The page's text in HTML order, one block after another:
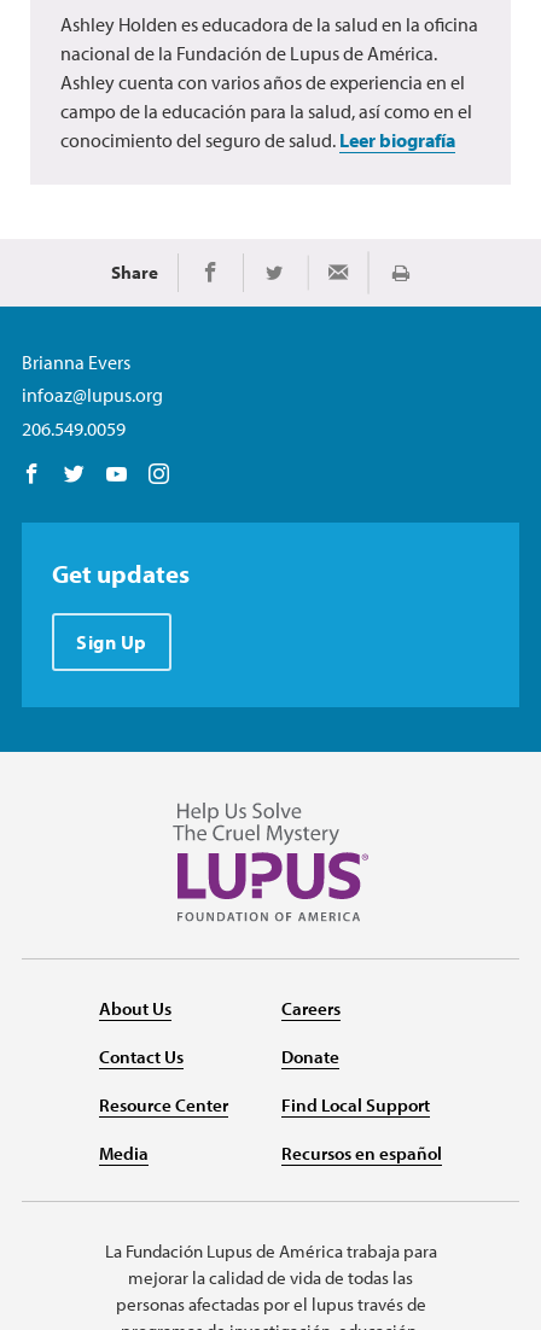
Ashley Holden es educadora de la salud en la oficina
nacional de la Fundación de Lupus de América.
Ashley cuenta con varios años de experiencia en el
campo de la educación para la salud, así como en el
conocimiento del seguro de salud. Leer biografía
Share Share on Facebook
Share on TwitterShare via EmailImprimir
Brianna Evers
infoaz@lupus.org
206.549.0059
Follow us on Facebook
Follow us on Twitter
Follow us on YouTube
Get updates
Sign Up
About Us
Contact Us
Resource Center
Media
Careers
Donate
Find Local Support
Recursos en español
La Fundación Lupus de América trabaja para
mejorar la calidad de vida de todas las
personas afectadas por el lupus través de